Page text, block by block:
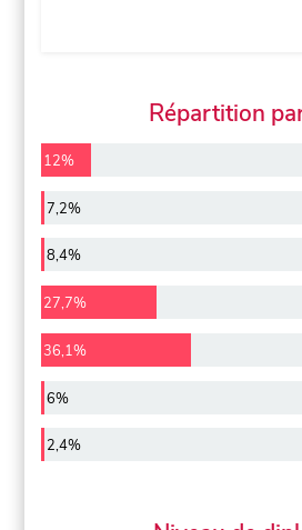
Répartition
12%
7,2%
8,4%
27,7%
36,1%
6%
2,4%